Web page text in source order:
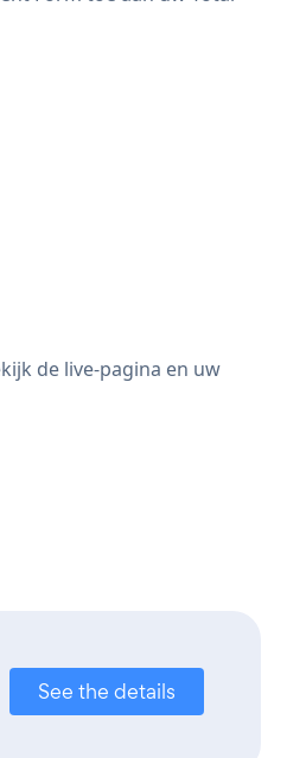
de live-pagina en uw
See the details